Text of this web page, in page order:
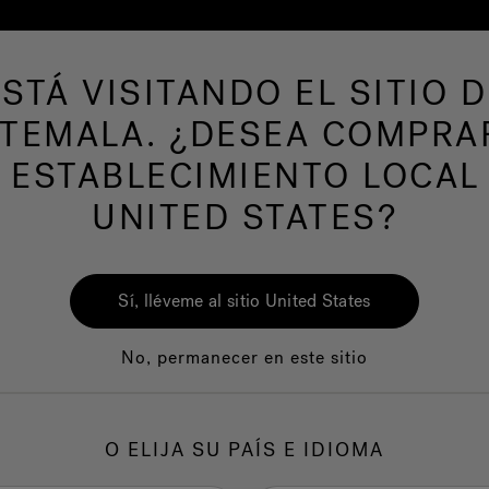
de hidromasaje Más productos Nuestra
VISITANDO EL SITIO
¿DESEA
ESTABLECIMIENTO LOCAL
UNITED STATES?
Sí, lléveme al sitio United States
No, permanecer en este sitio
O ELIJA SU PAÍS E IDIOMA